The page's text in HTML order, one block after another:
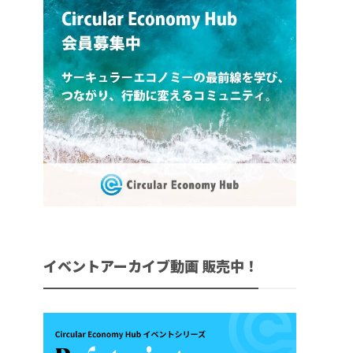
イベントアーカイブ動画 販売中！